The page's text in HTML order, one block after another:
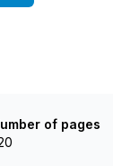
of pages